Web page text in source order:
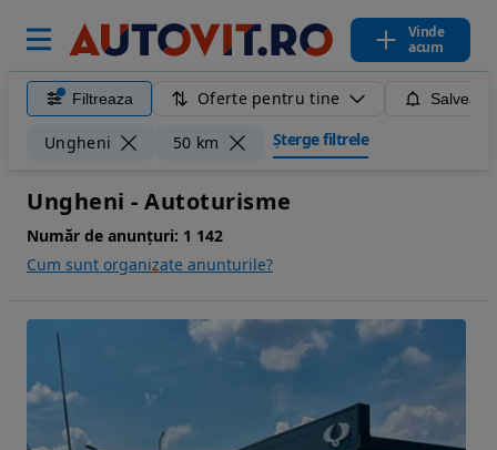
Vinde
acum
Filtreaza Oferte pentru tine
Ungheni 50 km Șterge filtrele
Ungheni - Autoturisme
Număr de anunțuri: 1 142
Cum sunt organizate anunturile?